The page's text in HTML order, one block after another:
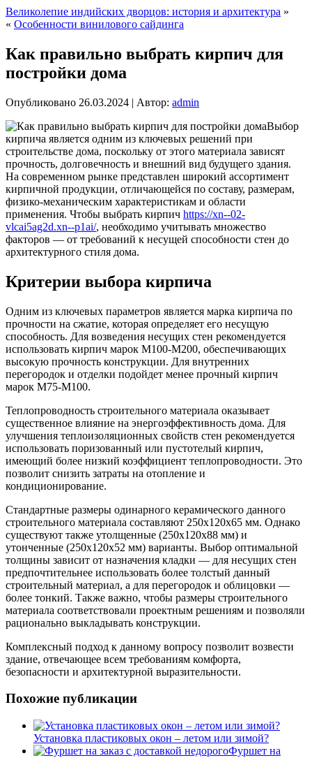
Великолепие индийских дворцов: история и архитектура »
« Особенности винилового сайдинга
Как правильно выбрать кирпич для
постройки дома
Опубликовано 26.03.2024 | Автор: admin
Выбор
кирпича является одним из ключевых решений при
строительстве дома, поскольку от этого материала зависят
прочность, долговечность и внешний вид будущего здания.
На современном рынке представлен широкий ассортимент
кирпичной продукции, отличающейся по составу, размерам,
физико-механическим характеристикам и области
применения. Чтобы выбрать кирпич https://xn--02-
vlcai5ag2d.xn--p1ai/, необходимо учитывать множество
факторов — от требований к несущей способности стен до
архитектурного стиля дома.
Критерии выбора кирпича
Одним из ключевых параметров является марка кирпича по
прочности на сжатие, которая определяет его несущую
способность. Для возведения несущих стен рекомендуется
использовать кирпич марок М100-М200, обеспечивающих
высокую прочность конструкции. Для внутренних
перегородок и отделки подойдет менее прочный кирпич
марок М75-М100.
Теплопроводность строительного материала оказывает
существенное влияние на энергоэффективность дома. Для
улучшения теплоизоляционных свойств стен рекомендуется
использовать поризованный или пустотелый кирпич,
имеющий более низкий коэффициент теплопроводности. Это
позволит снизить затраты на отопление и
кондиционирование.
Стандартные размеры одинарного керамического данного
строительного материала составляют 250х120х65 мм. Однако
существуют также утолщенные (250х120х88 мм) и
утонченные (250х120х52 мм) варианты. Выбор оптимальной
толщины зависит от назначения кладки — для несущих стен
предпочтительнее использовать более толстый данный
строительный материал, а для перегородок и облицовки —
более тонкий. Также важно, чтобы размеры строительного
материала соответствовали проектным решениям и позволяли
рационально выкладывать конструкции.
Комплексный подход к данному вопросу позволит возвести
здание, отвечающее всем требованиям комфорта,
безопасности и архитектурной выразительности.
Похожие публикации
Установка пластиковых окон – летом или зимой?
Фуршет на